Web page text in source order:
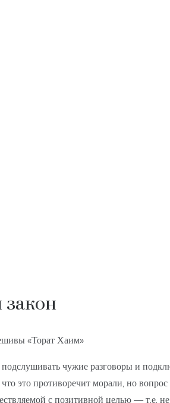
«Торат Хаим»
чужие разговоры и
это противоречит морали, но
с позитивной целью — т.е.